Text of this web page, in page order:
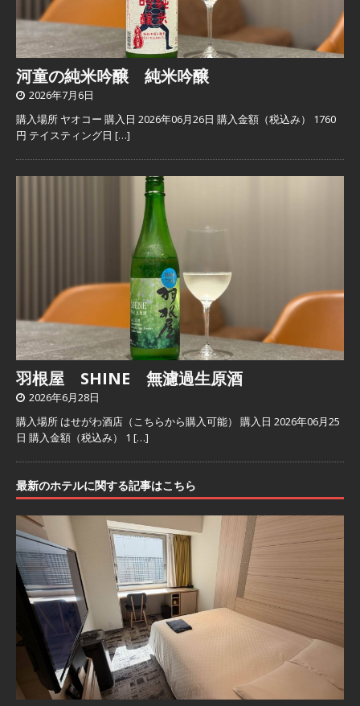
河童の純米吟醸 純米吟醸
2026年7月6日
購入場所 ヤオコー 購入日 2026年06月26日 購入金額（税込み） 1760
円 テイスティング日 […]
羽根屋 SHINE 無濾過生原酒
2026年6月28日
購入場所 はせがわ酒店（こちらから購入可能） 購入日 2026年06月25
日 購入金額（税込み） 1 […]
最新のホテルに関する記事はこちら